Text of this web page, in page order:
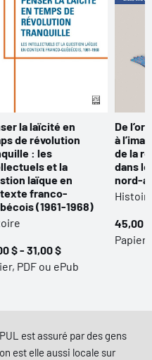
la laïcité en
de révolution
: les
et la
laïque en
franco-
(1961-1968)
$ - 31,00 $
PDF ou ePub
De
à
de la
dans
nord-
45,00
Papier
est assuré par des gens
est elle aussi locale sur